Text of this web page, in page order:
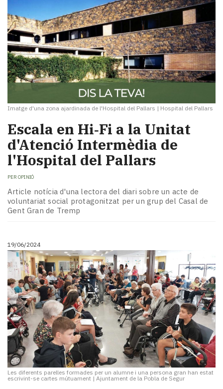
Imatge d'una zona ajardinada de l'Hospital del Pallars | Hospital del Pallars
Escala en Hi‑Fi a la Unitat
d'Atenció Intermèdia de
l'Hospital del Pallars
PER OPINIÓ
Article notícia d'una lectora del diari sobre un acte de
voluntariat social protagonitzat per un grup del Casal de
Gent Gran de Tremp
19/06/2024
Les diferents parelles formades per un alumne i una persona gran han estat
escrivint-se cartes mútuament | Ajuntament de la Pobla de Segur